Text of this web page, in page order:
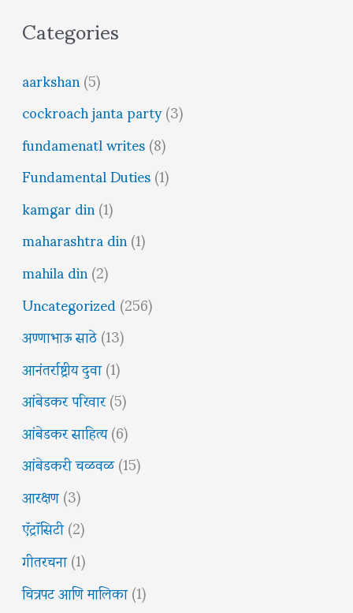
Categories
aarkshan(5)
cockroach janta party(3)
fundamenatl writes(8)
Fundamental Duties(1)
kamgar din(1)
maharashtra din(1)
mahila din(2)
Uncategorized(256)
अण्णाभाऊ साठे(13)
आनंतर्राष्ट्रीय दुवा(1)
आंबेडकर परिवार(5)
आंबेडकर साहित्य(6)
आंबेडकरी चळवळ(15)
आरक्षण(3)
ऍट्रॉसिटी(2)
गीतरचना(1)
चित्रपट आणि मालिका(1)